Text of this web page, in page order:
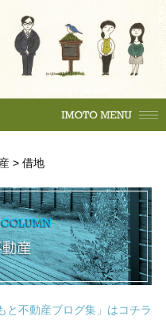
マンション
土地
テナント
事務所
不動産
なんでも相談
土地
テナント
事務所
> 借地
と不動産ブログ集」はコチラ